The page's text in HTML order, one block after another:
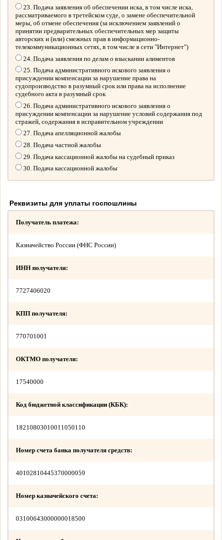
23. Подача заявления об обеспечении иска, в том числе иска,
рассматриваемого в третейском суде, о замене обеспечительной
меры, об отмене обеспечения (за исключением заявлений о
принятии предварительных обеспечительных мер защиты
авторских и (или) смежных прав в информационно-
телекоммуникационных сетях, в том числе в сети "Интернет")
24. Подача заявления по делам о взыскании алиментов
25. Подача административного искового заявления о
присуждении компенсации за нарушение права на
судопроизводство в разумный срок или права на исполнение
судебного акта в разумный срок
26. Подача административного искового заявления о
присуждении компенсации за нарушение условий содержания под
стражей, содержания в исправительном учреждении
27. Подача апелляционной жалобы
28. Подача частной жалобы
29. Подача кассационной жалобы на судебный приказ
30. Подача кассационной жалобы
Реквизиты для уплаты госпошлины
Получатель платежа:
Казначейство России (ФНС России)
ИНН получателя:
7727406020
КПП получателя:
770701001
ОКТМО получателя:
17540000
Код бюджетной классификации (КБК):
18210803010011050110
Номер счета банка получателя средств:
40102810445370000059
Номер казначейского счета:
03100643000000018500